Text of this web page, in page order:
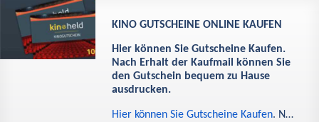
KINO GUTSCHEINE ONLINE KAUFEN
Hier können Sie Gutscheine Kaufen.
Nach Erhalt der Kaufmail können Sie
den Gutschein bequem zu Hause
ausdrucken.
Hier können Sie Gutscheine Kaufen. N…